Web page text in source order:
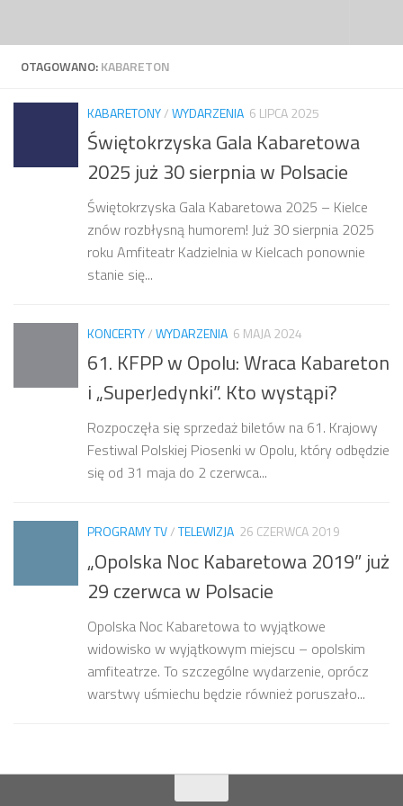
OTAGOWANO:KABARETON
KABARETONY/WYDARZENIA 6 LIPCA 2025
Świętokrzyska Gala Kabaretowa
2025 już 30 sierpnia w Polsacie
Świętokrzyska Gala Kabaretowa 2025 – Kielce
znów rozbłysną humorem! Już 30 sierpnia 2025
roku Amfiteatr Kadzielnia w Kielcach ponownie
stanie się...
KONCERTY/WYDARZENIA 6 MAJA 2024
61. KFPP w Opolu: Wraca Kabareton
i „SuperJedynki”. Kto wystąpi?
Rozpoczęła się sprzedaż biletów na 61. Krajowy
Festiwal Polskiej Piosenki w Opolu, który odbędzie
się od 31 maja do 2 czerwca...
PROGRAMY TV/TELEWIZJA 26 CZERWCA 2019
„Opolska Noc Kabaretowa 2019” już
29 czerwca w Polsacie
Opolska Noc Kabaretowa to wyjątkowe
widowisko w wyjątkowym miejscu – opolskim
amfiteatrze. To szczególne wydarzenie, oprócz
warstwy uśmiechu będzie również poruszało...